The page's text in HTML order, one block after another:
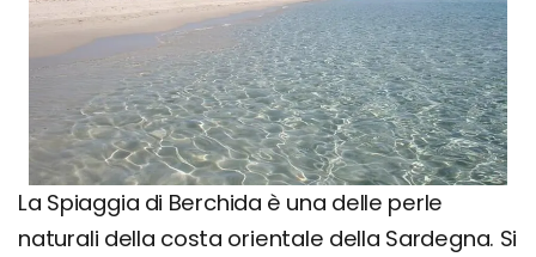
La Spiaggia di Berchida è una delle perle
naturali della costa orientale della Sardegna. Si